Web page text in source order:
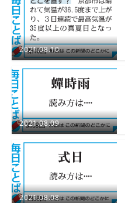
2021.08.10
2021.08.09
2021.08.08